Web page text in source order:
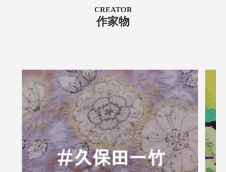
CREATOR
作家物